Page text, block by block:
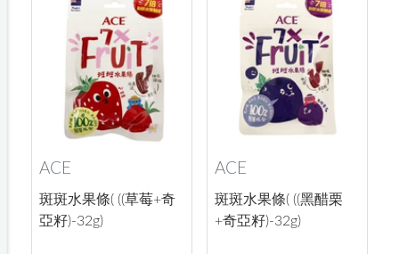
ACE
斑斑水果條( ((草莓+奇
亞籽)-32g)
ACE
斑斑水果條( ((黑醋栗
+奇亞籽)-32g)